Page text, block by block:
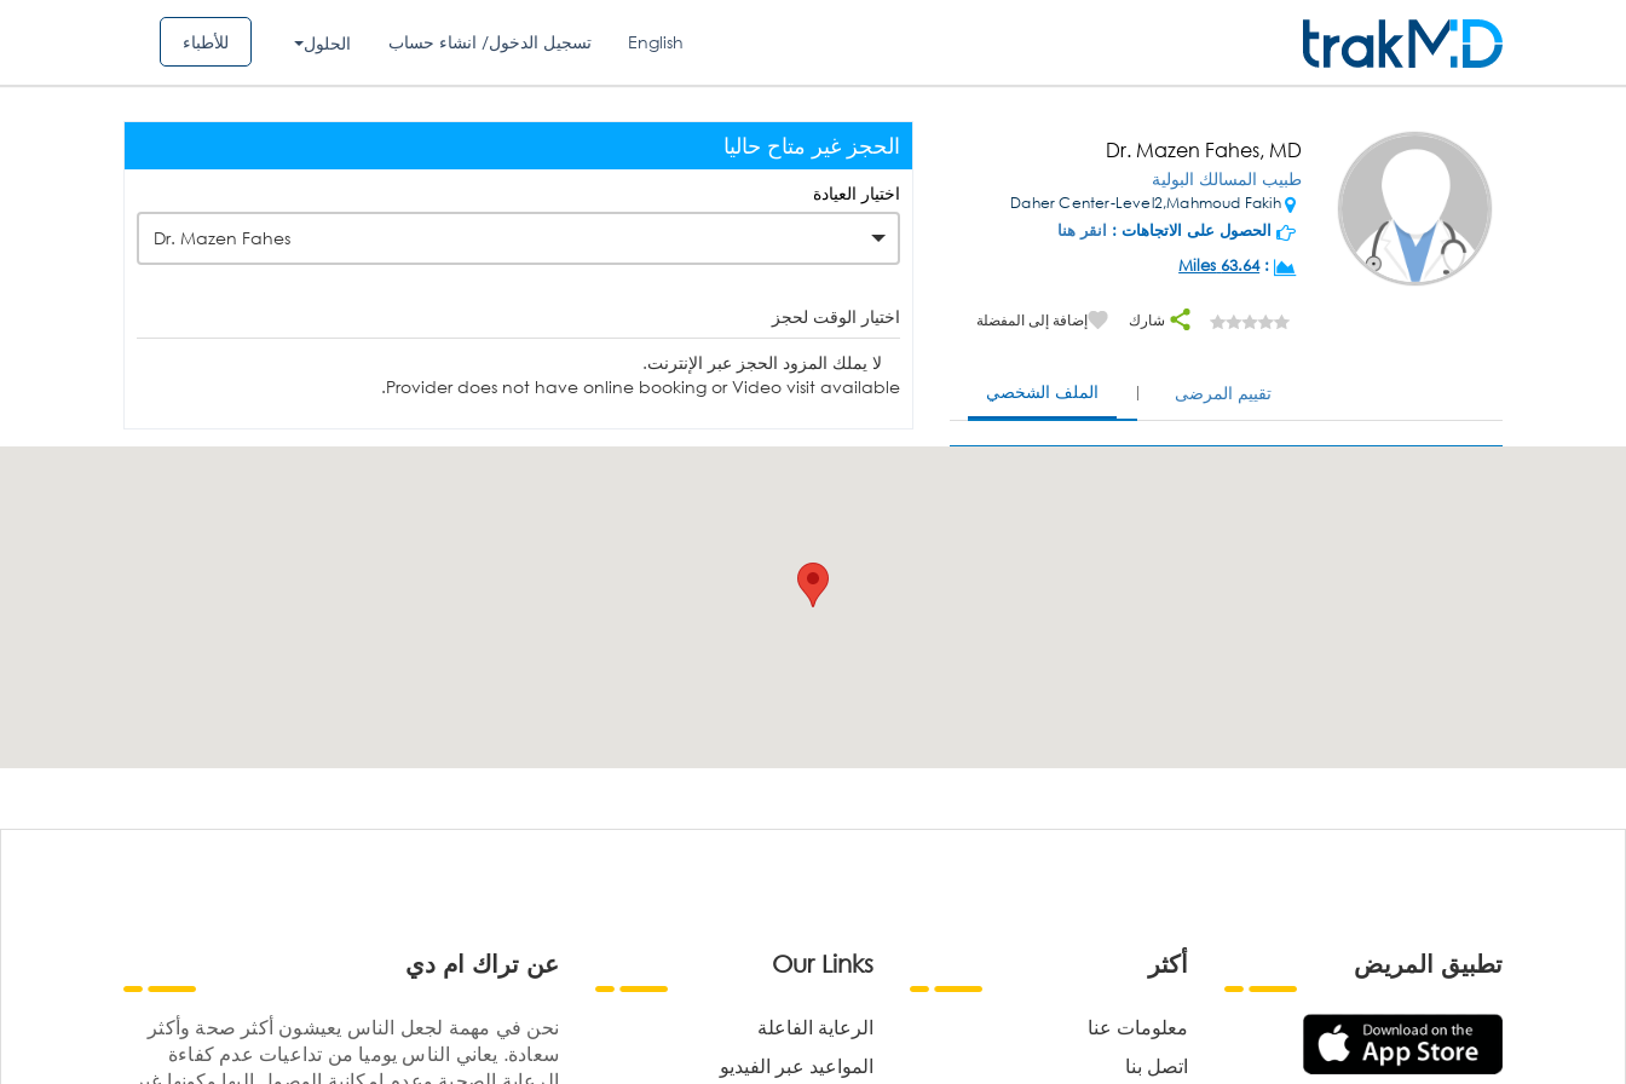
للأطباء الحلول تسجيل الدخول/ انشاء حساب English
Dr. Mazen Fahes, MD
طبيب المسالك البولية
Daher Center-Level2,Mahmoud Fakih
الحصول على الاتجاهات : انقر هنا
:
63.64 Miles
شارك إضافة إلى المفضلة
الملف الشخصي تقييم المرضى
الحجز غير متاح حاليا
اختيار العيادة
Dr. Mazen Fahes
اختيار الوقت لحجز
لا يملك المزود الحجز عبر الإنترنت.
Provider does not have online booking or Video visit available.
عن تراك ام دي
نحن في مهمة لجعل الناس يعيشون أكثر صحة وأكثر
سعادة. يعاني الناس يوميا من تداعيات عدم كفاءة
Our Links
الرعاية الفاعلة
المواعيد عبر الفيديو
أكثر
معلومات عنا
اتصل بنا
تطبيق المريض